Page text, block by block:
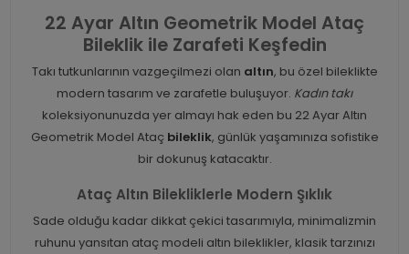
22 Ayar Altın Geometrik Model Ataç
Bileklik ile Zarafeti Keşfedin
Takı tutkunlarının vazgeçilmezi olan altın, bu özel bileklikte
modern tasarım ve zarafetle buluşuyor. Kadın takı
koleksiyonunuzda yer almayı hak eden bu 22 Ayar Altın
Geometrik Model Ataç bileklik, günlük yaşamınıza sofistike
bir dokunuş katacaktır.
Ataç Altın Bilekliklerle Modern Şıklık
Sade olduğu kadar dikkat çekici tasarımıyla, minimalizmin
ruhunu yansıtan ataç modeli altın bileklikler, klasik tarzınızı